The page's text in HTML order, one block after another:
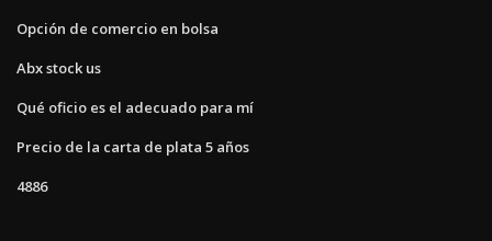
Opción de comercio en bolsa
Abx stock us
Qué oficio es el adecuado para mí
Precio de la carta de plata 5 años
4886